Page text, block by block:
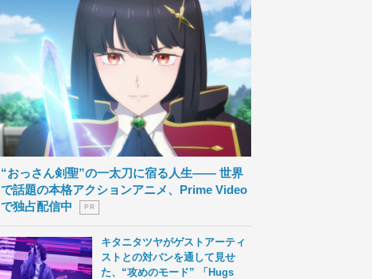
“おっさん剣聖”の一太刀に宿る人生―― 世界
で話題の本格アクションアニメ、Prime Video
で独占配信中
P R
キタニタツヤがゲストアーティ
ストとの対バンを通して見せ
た、“攻めのモード” 「Hugs